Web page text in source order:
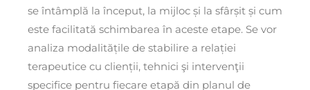
se întâmplă la început, la mijloc și la sfârșit și cum
este facilitată schimbarea în aceste etape. Se vor
analiza modalitățile de stabilire a relației
terapeutice cu clienții, tehnici şi intervenţii
specifice pentru fiecare etapă din planul de